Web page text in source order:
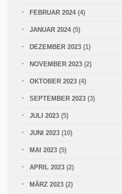
FEBRUAR 2024 (4)
JANUAR 2024 (5)
DEZEMBER 2023 (1)
NOVEMBER 2023 (2)
OKTOBER 2023 (4)
SEPTEMBER 2023 (3)
JULI 2023 (5)
JUNI 2023 (10)
MAI 2023 (5)
APRIL 2023 (2)
MÄRZ 2023 (2)